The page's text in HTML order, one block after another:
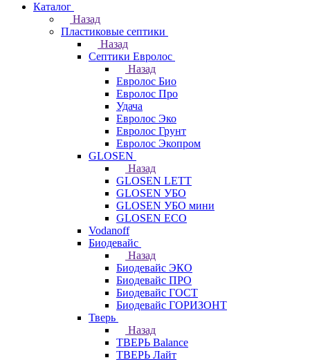
Каталог
Назад
Пластиковые септики
Назад
Септики Евролос
Назад
Евролос Био
Евролос Про
Удача
Евролос Эко
Евролос Грунт
Евролос Экопром
GLOSEN
Назад
GLOSEN LETT
GLOSEN УБО
GLOSEN УБО мини
GLOSEN ECO
Vodanoff
Биодевайс
Назад
Биодевайс ЭКО
Биодевайс ПРО
Биодевайс ГОСТ
Биодевайс ГОРИЗОНТ
Тверь
Назад
ТВЕРЬ Balance
ТВЕРЬ Лайт